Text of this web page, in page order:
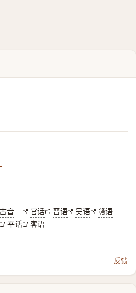
音 | 官话 晋语 吴语
赣语
平话 客语
反馈